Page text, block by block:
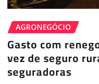
AGRONEGÓCIO
Gasto com
vez de seguro
seguradoras